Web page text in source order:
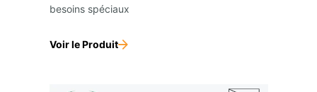
besoins spéciaux
Voir le Produit